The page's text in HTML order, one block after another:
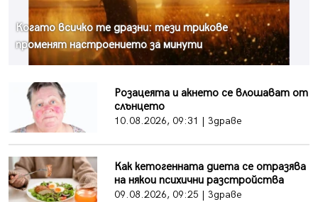
Когато всичко те дразни: тези трикове
променят настроението за минути
Розацеята и акнето се влошават от
слънцето
10.08.2026, 09:31 | Здраве
Как кетогенната диета се отразява
на някои психични разстройства
09.08.2026, 09:25 | Здраве